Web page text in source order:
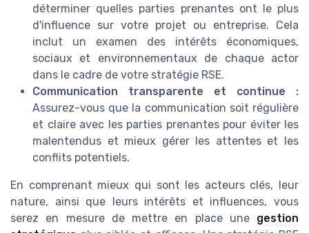
déterminer quelles parties prenantes ont le plus
d'influence sur votre projet ou entreprise. Cela
inclut un examen des intérêts économiques,
sociaux et environnementaux de chaque actor
dans le cadre de votre stratégie RSE.
Communication transparente et continue :
Assurez-vous que la communication soit régulière
et claire avec les parties prenantes pour éviter les
malentendus et mieux gérer les attentes et les
conflits potentiels.
En comprenant mieux qui sont les acteurs clés, leur
nature, ainsi que leurs intérêts et influences, vous
serez en mesure de mettre en place une gestion